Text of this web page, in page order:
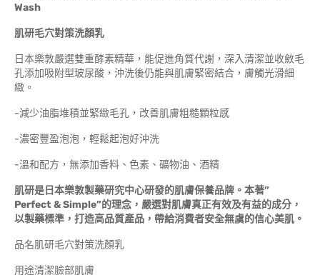
Wash
肌研毛穴對策洗顏乳
日本樂敦嚴選雙重酵素精華，能促進角質代謝，深入清潔並收斂毛
孔添加吸附型玻尿酸，沖洗後仍能與肌膚緊密結合，膚觸光滑細
緻。
-減少油脂堆積並緊緻毛孔，改善肌膚粗糙顆粒感
-濃密豐盈泡泡，輕鬆起泡好沖洗
-溫和配方，無添加香料、色素、礦物油、酒精
肌研是日本樂敦製藥研究中心研發的肌膚保養品牌。本著”
Perfect & Simple”的理念，嚴選對肌膚真正有效及有益的成分，
以製藥標準，打造高品質產品，帶給消費者安全無虞的信心美肌。
品名肌研毛穴對策洗顏乳
用途清潔臉部肌膚